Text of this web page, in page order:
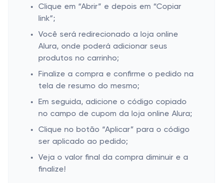
Clique em “Abrir” e depois em “Copiar
link”;
Você será redirecionado a loja online
Alura, onde poderá adicionar seus
produtos no carrinho;
Finalize a compra e confirme o pedido na
tela de resumo do mesmo;
Em seguida, adicione o código copiado
no campo de cupom da loja online Alura;
Clique no botão “Aplicar” para o código
ser aplicado ao pedido;
Veja o valor final da compra diminuir e a
finalize!